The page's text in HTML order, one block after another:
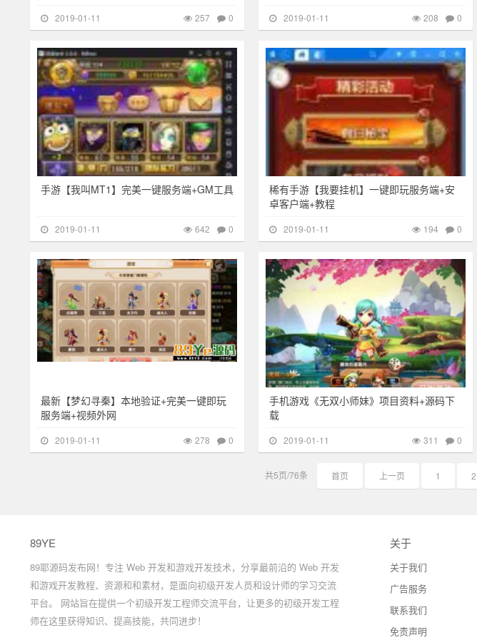
2019-01-11 0
257 2019-01-11 0
208
手游【我叫MT1】完美一键服务端+GM工具
其他游戏 642
2019-01-11 0
642
稀有手游【我要挂机】一键即玩服务端+安
卓客户端+教程
其他游戏 194
2019-01-11 0
194
最新【梦幻寻秦】本地验证+完美一键即玩
服务端+视频外网
其他游戏 278
2019-01-11 0
278
手机游戏《无双小师妹》项目资料+源码下
载
其他游戏 311
2019-01-11 0
311
共5页/76条 首页 上一页 1 2
89YE
89耶源码发布网！专注 Web 开发和游戏开发技术，分享最前沿的 Web 开发
和游戏开发教程、资源和和素材，是面向初级开发人员和设计师的学习交流
平台。 网站旨在提供一个初级开发工程师交流平台，让更多的初级开发工程
师在这里获得知识、提高技能，共同进步！
关于
关于我们
广告服务
联系我们
免责声明